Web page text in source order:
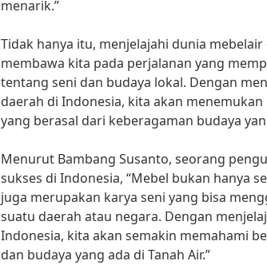
menarik.”
Tidak hanya itu, menjelajahi dunia
membawa kita pada perjalanan yang
tentang seni dan budaya lokal. Dengan
daerah di Indonesia, kita akan
yang berasal dari keberagaman budaya
Menurut Bambang Susanto, seorang
sukses di Indonesia, “Mebel bukan hanya
juga merupakan karya seni yang bisa
suatu daerah atau negara. Dengan
Indonesia, kita akan semakin memahami
dan budaya yang ada di Tanah Air.”